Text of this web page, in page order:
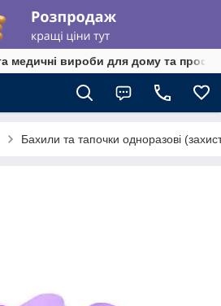
та медичні вироби для дому та
Бахили та тапочки одноразові